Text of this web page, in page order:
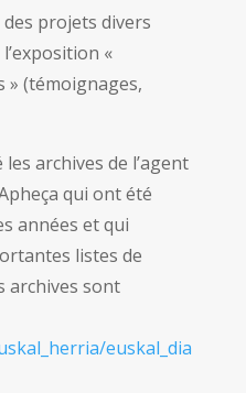
des projets divers
«
» (témoignages,
archives de l’agent
qui ont été
années et qui
listes de
archives sont
euskal_dia